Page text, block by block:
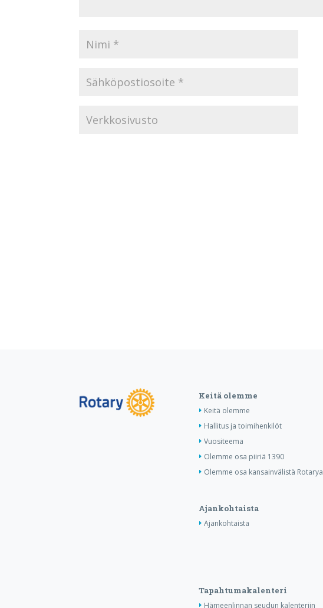
Keitä olemme
Keitä olemme
Hallitus ja toimihenkilöt
Vuositeema
Olemme osa piiriä 1390
Olemme osa kansainvälistä Rotarya
Ajankohtaista
Ajankohtaista
Tapahtumakalenteri
Hämeenlinnan seudun kalenteriin